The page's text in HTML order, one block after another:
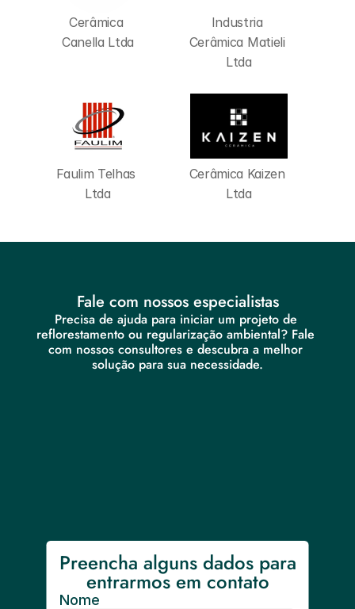
Cerâmica
Canella Ltda
Industria
Cerâmica Matieli
Ltda
Faulim Telhas
Ltda
Cerâmica Kaizen
Ltda
Fale com nossos especialistas
Precisa de ajuda para iniciar um projeto de
reflorestamento ou regularização ambiental? Fale
com nossos consultores e descubra a melhor
solução para sua necessidade.
Preencha alguns dados para
entrarmos em contato
Nome